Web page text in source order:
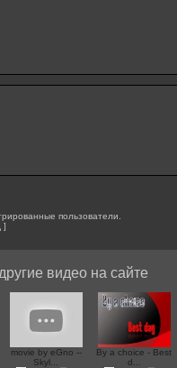
пользователи.
]
видео на сайте
movie by eGno --
Skyl...
By a choice - Best
d...